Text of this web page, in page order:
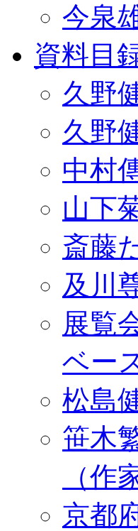
今泉
資料目
久野
久野
中村
山下
斎藤
及川
展覧
ベー
松島
笹木
（作
京都